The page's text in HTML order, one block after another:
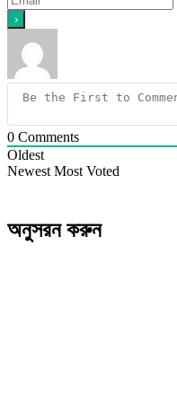
0 Comments
Oldest
Newest Most Voted
অনুসরন করুন